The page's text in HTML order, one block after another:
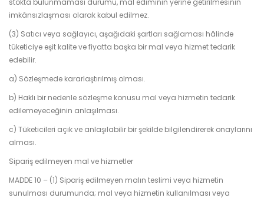
imkânsızlaşması olarak kabul edilmez.
(3) Satıcı veya sağlayıcı, aşağıdaki şartları sağlaması hâlinde
tüketiciye eşit kalite ve fiyatta başka bir mal veya hizmet tedarik
edebilir.
a) Sözleşmede kararlaştırılmış olması.
b) Haklı bir nedenle sözleşme konusu mal veya hizmetin tedarik
edilemeyeceğinin anlaşılması.
c) Tüketicileri açık ve anlaşılabilir bir şekilde bilgilendirerek onaylarını
alması.
Sipariş edilmeyen mal ve hizmetler
MADDE 10 – (1) Sipariş edilmeyen malın teslimi veya hizmetin
sunulması durumunda; mal veya hizmetin kullanılması veya